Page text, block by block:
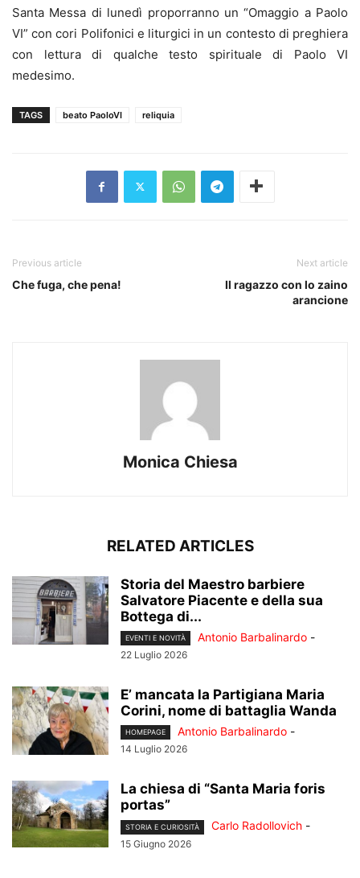
Santa Messa di lunedì proporranno un “Omaggio a Paolo
VI” con cori Polifonici e liturgici in un contesto di preghiera
con lettura di qualche testo spirituale di Paolo VI
medesimo.
TAGS beato PaoloVI reliquia
Previous article
Che fuga, che pena!
Next article
Il ragazzo con lo zaino
arancione
Monica Chiesa
RELATED ARTICLES
Storia del Maestro barbiere
Salvatore Piacente e della sua
Bottega di...
EVENTI E NOVITÀ Antonio Barbalinardo -
22 Luglio 2026
E’ mancata la Partigiana Maria
Corini, nome di battaglia Wanda
HOMEPAGE Antonio Barbalinardo -
14 Luglio 2026
La chiesa di “Santa Maria foris
portas”
STORIA E CURIOSITÀ Carlo Radollovich -
15 Giugno 2026